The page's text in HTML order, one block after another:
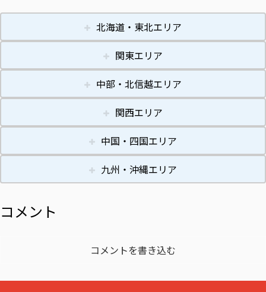
北海道・東北エリア
関東エリア
中部・北信越エリア
関西エリア
中国・四国エリア
九州・沖縄エリア
コメント
コメントを書き込む